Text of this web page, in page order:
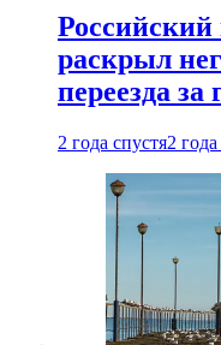
раскрыл
переезда за
2 года спустя2